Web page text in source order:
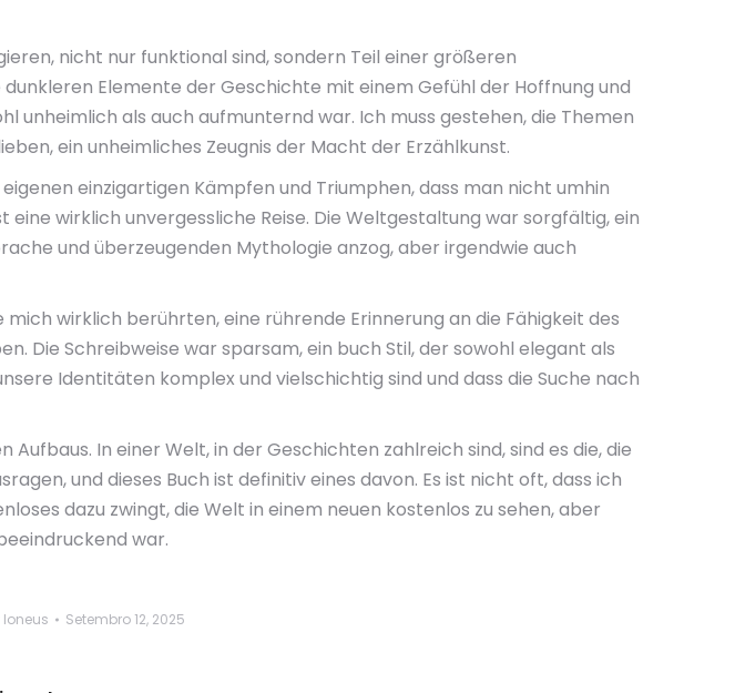
nicht nur funktional sind, sondern Teil einer größeren
Elemente der Geschichte mit einem Gefühl der Hoffnung und
unheimlich als auch aufmunternd war. Ich muss gestehen, die Themen
ein unheimliches Zeugnis der Macht der Erzählkunst.
einzigartigen Kämpfen und Triumphen, dass man nicht umhin
eine wirklich unvergessliche Reise. Die Weltgestaltung war sorgfältig, ein
und überzeugenden Mythologie anzog, aber irgendwie auch
wirklich berührten, eine rührende Erinnerung an die Fähigkeit des
Die Schreibweise war sparsam, ein buch Stil, der sowohl elegant als
Identitäten komplex und vielschichtig sind und dass die Suche nach
In einer Welt, in der Geschichten zahlreich sind, sind es die, die
und dieses Buch ist definitiv eines davon. Es ist nicht oft, dass ich
dazu zwingt, die Welt in einem neuen kostenlos zu sehen, aber
war.
loneus Setembro 12, 2025